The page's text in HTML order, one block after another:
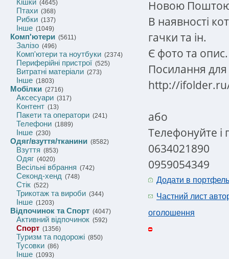
Кішки (4645)
Птахи (368)
Рибки (137)
Інше (1049)
Комп'ютери (5611)
Залізо (496)
Комп'ютери та ноутбуки (2374)
Периферійні пристрої (525)
Витратні матеріали (273)
Інше (1803)
Мобілки (2716)
Аксесуари (317)
Контент (13)
Пакети та оператори (241)
Телефони (1889)
Інше (230)
Одяг/взуття/тканини (8582)
Взуття (853)
Одяг (4020)
Весільні вбрання (742)
Секонд-хенд (748)
Стік (522)
Трикотаж та вироби (344)
Інше (1203)
Відпочинок та Спорт (4047)
Активний відпочинок (592)
Спорт (1356)
Туризм та подорожі (850)
Тусовки (86)
Інше (1093)
Новою
В наявності
гачки та ін.
Є фото та опис.
Посилання
http://
або
Телефонуйте і
0634021890
0959054349
Додати в портфель
Частний лист
оголошення